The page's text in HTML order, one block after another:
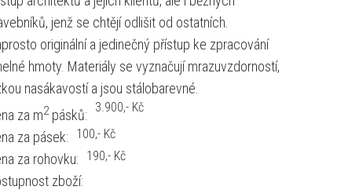
jenž se chtějí odlišit od ostatních.
originální a jedinečný přístup ke zpracování
hmoty. Materiály se vyznačují mrazuvzdorností,
nasákavostí a jsou stálobarevné.
za m2pásků: ,- Kč
3.900
za pásek: ,- Kč
100
za rohovku: ,- Kč
190
zboží: